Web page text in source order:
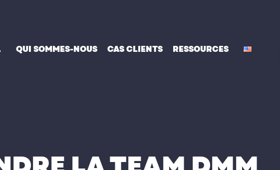
QUI SOMMES-NOUS CAS CLIENTS RESSOURCES